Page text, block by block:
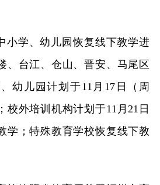
小学、幼儿园恢复线下教学进
、台江、仓山、晋安、马尾区
幼儿园计划于11月17日（周
校外培训机构计划于11月21日
学；特殊教育学校恢复线下教